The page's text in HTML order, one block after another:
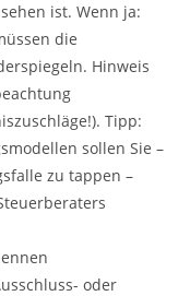
ist. Wenn ja:
die
Hinweis
Tipp:
sollen Sie –
zu tappen –
oder